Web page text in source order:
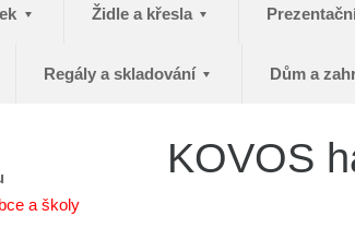
Židle a křesla
Regály a skladování Dům a
a školy
KOVOS